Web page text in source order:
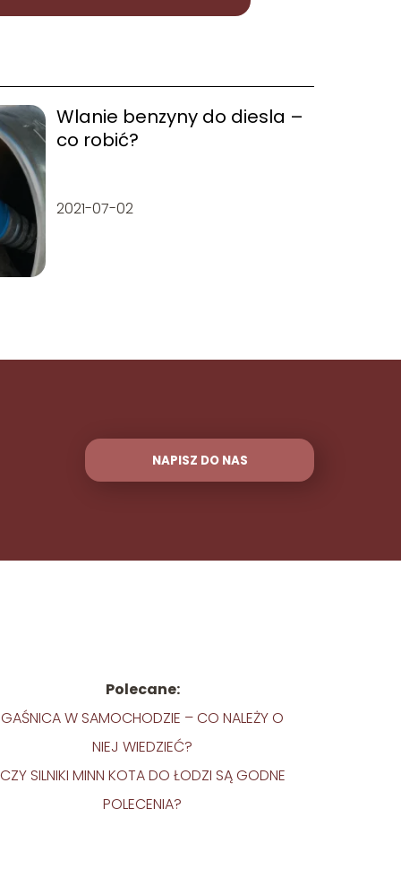
Wlanie benzyny do diesla –
co robić?
2021-07-02
NAPISZ DO NAS
Polecane:
GAŚNICA W SAMOCHODZIE – CO NALEŻY O
NIEJ WIEDZIEĆ?
CZY SILNIKI MINN KOTA DO ŁODZI SĄ GODNE
POLECENIA?